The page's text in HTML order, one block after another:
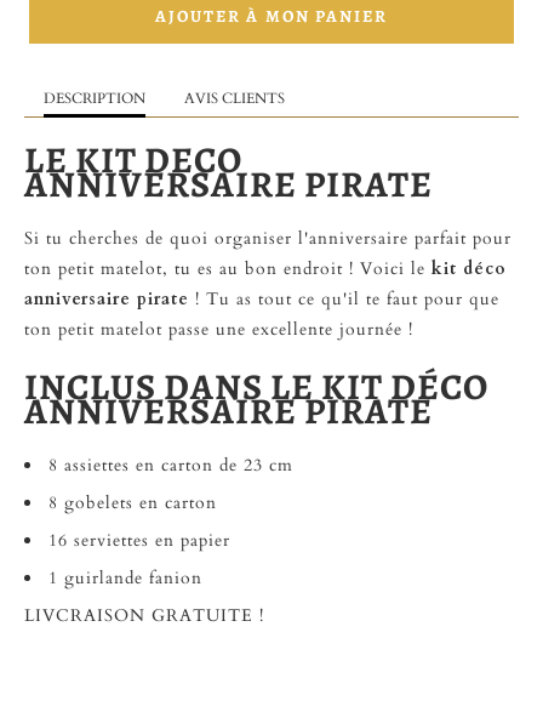
AJOUTER À MON PANIER
DESCRIPTION AVIS CLIENTS
LE KIT DECO
ANNIVERSAIRE PIRATE
Si tu cherches de quoi organiser l'anniversaire parfait pour
ton petit matelot, tu es au bon endroit ! Voici le kit déco
anniversaire pirate ! Tu as tout ce qu'il te faut pour que
ton petit matelot passe une excellente journée !
INCLUS DANS LE KIT DÉCO
ANNIVERSAIRE PIRATE
8 assiettes en carton de 23 cm
8 gobelets en carton
16 serviettes en papier
1 guirlande fanion
LIVCRAISON GRATUITE !